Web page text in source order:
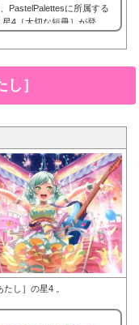
PastelPalettesに所属する
4［大切な短冊］が登
川日菜 星4［大切な短冊］
菜所属バンドPastelPalette
ハッピータイプ最大パフ
］
し］の星4 。